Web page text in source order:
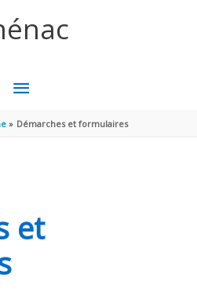
MENU
PRINCIPAL
Démarches et formulaires
et